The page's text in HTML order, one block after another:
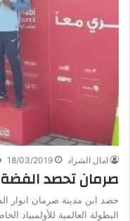
امال الشراد 18/03/2019
صرمان تحصد
حصد ابن مدينة صرمان انوار
البطولة العالمية للأولمبياد